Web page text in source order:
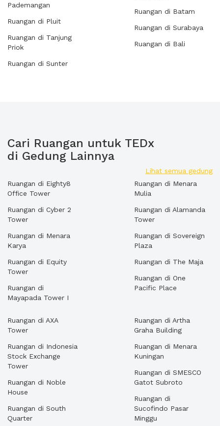
Pademangan
Ruangan di Pluit
Ruangan di Tanjung
Priok
Ruangan di Sunter
Ruangan di Batam
Ruangan di Surabaya
Ruangan di Bali
Cari Ruangan untuk TEDx
di Gedung Lainnya
Lihat semua gedung
Ruangan di Eighty8
Office Tower
Ruangan di Cyber 2
Tower
Ruangan di Menara
Karya
Ruangan di Equity
Tower
Ruangan di
Mayapada Tower I
Ruangan di Menara
Mulia
Ruangan di Alamanda
Tower
Ruangan di Sovereign
Plaza
Ruangan di The Maja
Ruangan di One
Pacific Place
Ruangan di AXA
Tower
Ruangan di Indonesia
Stock Exchange
Tower
Ruangan di Noble
House
Ruangan di South
Quarter
Ruangan di Artha
Graha Building
Ruangan di Menara
Kuningan
Ruangan di SMESCO
Gatot Subroto
Ruangan di
Sucofindo Pasar
Minggu